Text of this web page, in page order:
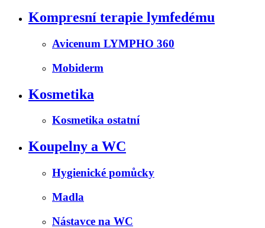
Kompresní terapie lymfedému
Avicenum LYMPHO 360
Mobiderm
Kosmetika
Kosmetika ostatní
Koupelny a WC
Hygienické pomůcky
Madla
Nástavce na WC